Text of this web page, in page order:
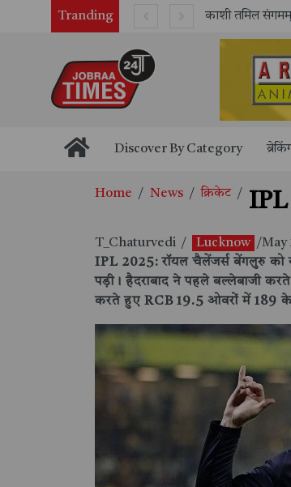
Tranding
Discover By Category
Home News क्रिकेट
T_Chaturvedi / Lucknow /May
IPL 2025: रॉयल चैलेंजर्स बेंगलुरु को
पड़ी। हैदराबाद ने पहले बल्लेबाजी
करते हुए RCB 19.5 ओवरों में 189 के